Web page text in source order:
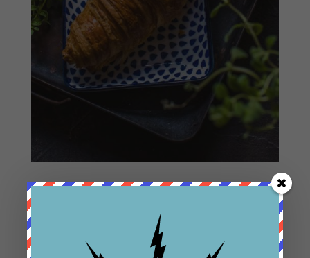
Sonntags Brunch mit Kunstführung am 3.
Dezember 2023
von
Wir freuen uns, Sie zu unserem nächsten